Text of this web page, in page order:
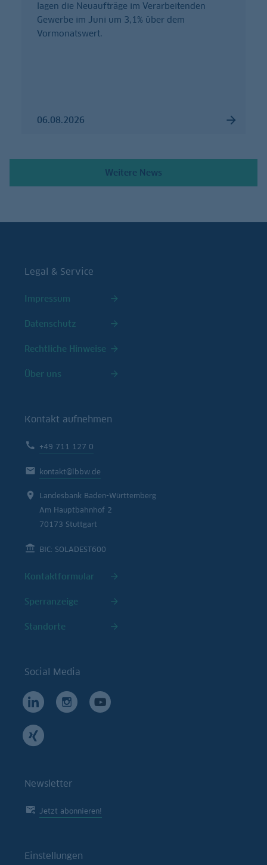
lagen die Neuaufträge im Verarbeitenden
Gewerbe im Juni um 3,1% über dem
Vormonatswert.
06.08.2026
Weitere News
Legal & Service
Impressum
Datenschutz
Rechtliche Hinweise
Über uns
Kontakt aufnehmen
+49 711 127 0
kontakt@lbbw.de
Landesbank Baden-Württemberg
Am Hauptbahnhof 2
70173 Stuttgart
BIC: SOLADEST600
Kontaktformular
Sperranzeige
Standorte
Social Media
Newsletter
Jetzt abonnieren!
Einstellungen